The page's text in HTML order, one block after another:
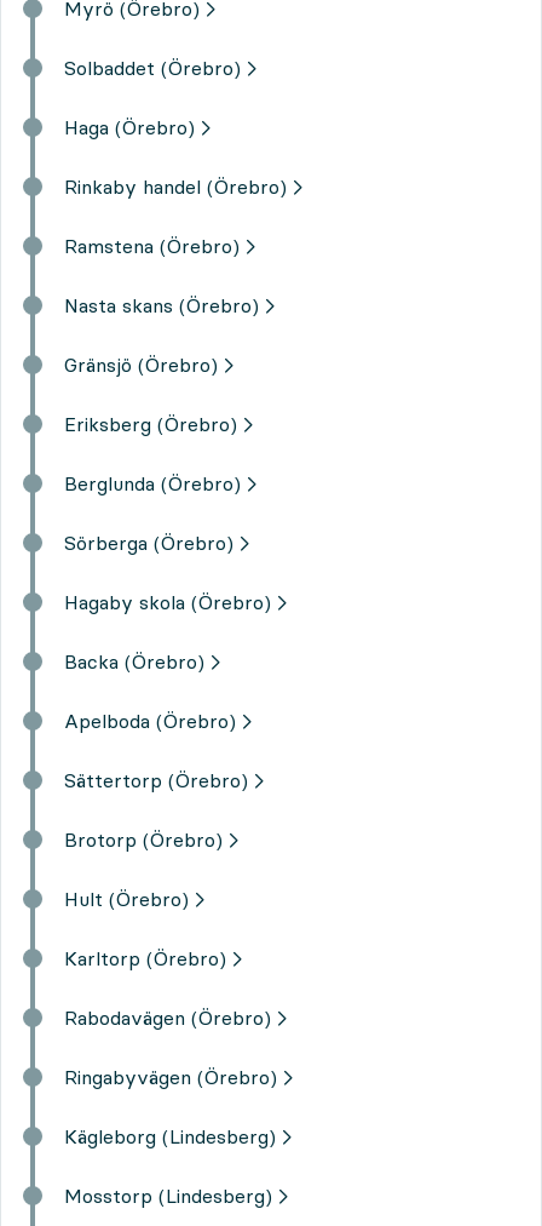
Myrö (Örebro)
Solbaddet (Örebro)
Haga (Örebro)
Rinkaby handel (Örebro)
Ramstena (Örebro)
Nasta skans (Örebro)
Gränsjö (Örebro)
Eriksberg (Örebro)
Berglunda (Örebro)
Sörberga (Örebro)
Hagaby skola (Örebro)
Backa (Örebro)
Apelboda (Örebro)
Sättertorp (Örebro)
Brotorp (Örebro)
Hult (Örebro)
Karltorp (Örebro)
Rabodavägen (Örebro)
Ringabyvägen (Örebro)
Kägleborg (Lindesberg)
Mosstorp (Lindesberg)